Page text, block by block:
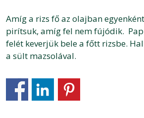
Amíg a rizs fő az olajban
pirítsuk, amíg fel nem fújódik.
felét keverjük bele a főtt rizsbe.
a sült mazsolával.